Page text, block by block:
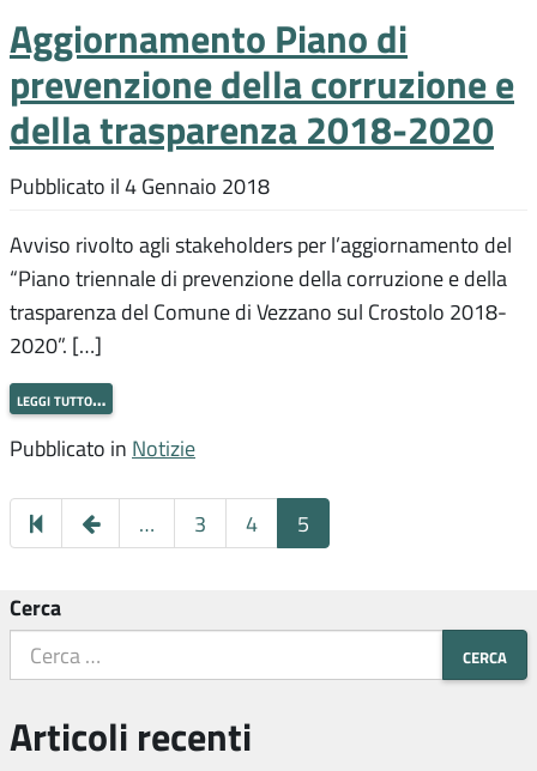
Aggiornamento Piano di
prevenzione della corruzione e
della trasparenza 2018-2020
Pubblicato il 4 Gennaio 2018
Avviso rivolto agli stakeholders per l’aggiornamento del
“Piano triennale di prevenzione della corruzione e della
trasparenza del Comune di Vezzano sul Crostolo 2018-
2020”. […]
leggi tutto…
Pubblicato in Notizie
Pagina
precedente
… 3 4 5
Cerca
Articoli recenti